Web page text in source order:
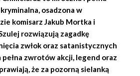
osadzona w
komisarz Jakub Mortka i
rozwiązują zagadkę
zwłok oraz satanistycznych
pełna zwrotów akcji, legend oraz
że za pozorną sielanką